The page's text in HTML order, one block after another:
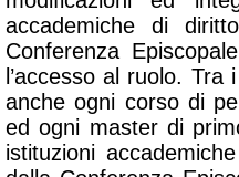
accademiche di
Conferenza
l’accesso al ruolo.
anche ogni corso di
ed ogni master di
istituzioni